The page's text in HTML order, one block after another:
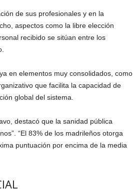
de sus profesionales y en la
aspectos como la libre elección
recibido se sitúan entre los
en elementos muy consolidados, como
que facilita la capacidad de
global del sistema.
destacó que la sanidad pública
“El 83% de los madrileños otorga
puntuación por encima de la media